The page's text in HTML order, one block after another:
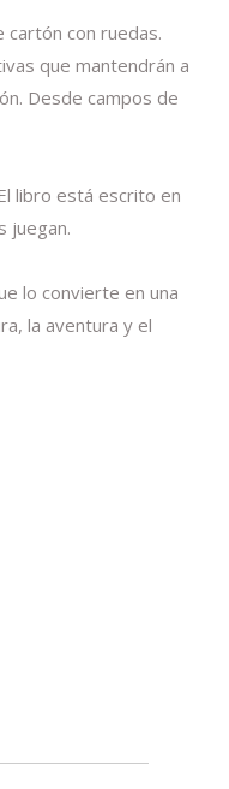
con ruedas.
que mantendrán a
Desde campos de
libro está escrito en
juegan.
lo convierte en una
la aventura y el